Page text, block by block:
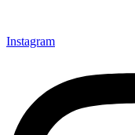
Instagram